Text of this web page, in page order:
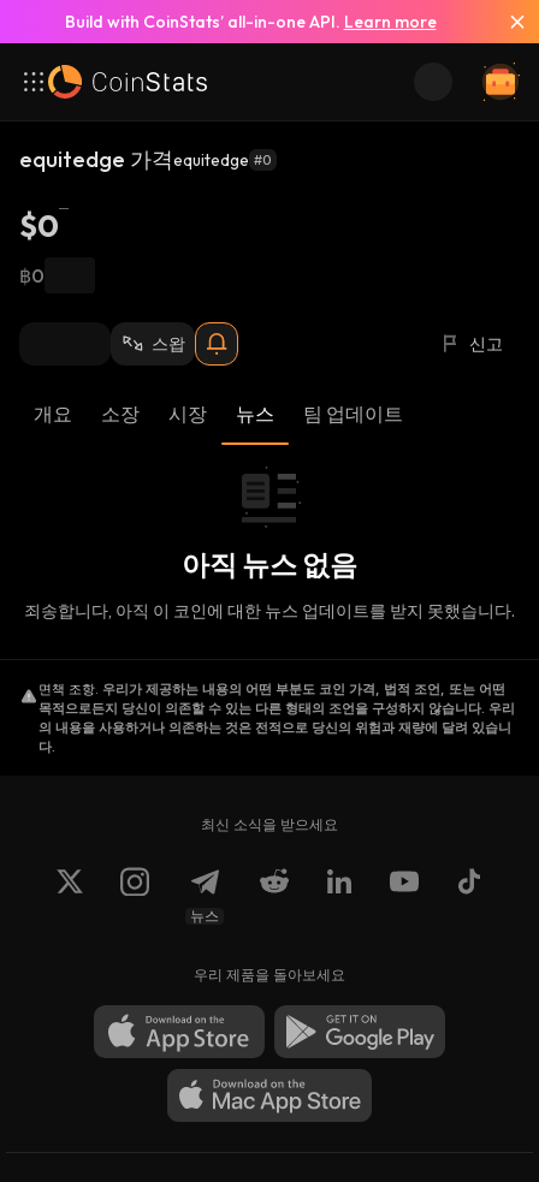
Build with CoinStats’ all-in-one API. Learn more
equitedge 가격equitedge #0
$0
฿0
스왑 신고
개요 소장 시장 뉴스 팀 업데이트
아직 뉴스 없음
죄송합니다, 아직 이 코인에 대한 뉴스 업데이트를 받지 못했습니다.
면책 조항. 우리가 제공하는 내용의 어떤 부분도 코인 가격, 법적 조언, 또는 어떤
목적으로든지 당신이 의존할 수 있는 다른 형태의 조언을 구성하지 않습니다. 우리
의 내용을 사용하거나 의존하는 것은 전적으로 당신의 위험과 재량에 달려 있습니
다.
최신 소식을 받으세요
뉴스
우리 제품을 돌아보세요